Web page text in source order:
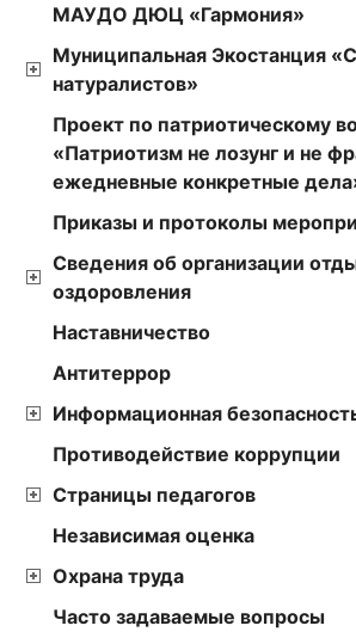
МАУДО ДЮЦ «Гармония»
Муниципальная Экостанция
натуралистов»
Проект по патриотическому
«Патриотизм не лозунг и не
ежедневные конкретные
Приказы и протоколы
Сведения об организации
оздоровления
Наставничество
Антитеррор
Информационная
Противодействие коррупции
Страницы педагогов
Независимая оценка
Охрана труда
Часто задаваемые вопросы